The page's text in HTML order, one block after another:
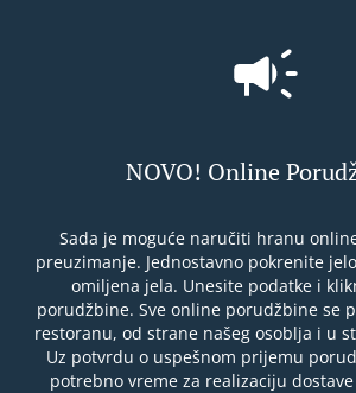
NOVO! Online
Sada je moguće naručiti hranu
preuzimanje. Jednostavno pokrenite
omiljena jela. Unesite podatke i
porudžbine. Sve online porudžbine se
restoranu, od strane našeg osoblja i u
Uz potvrdu o uspešnom prijemu
potrebno vreme za realizaciju